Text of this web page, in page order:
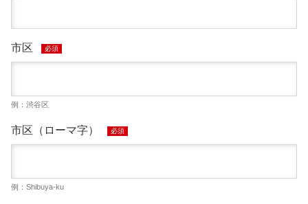
市区 必須
例：渋谷区
市区（ローマ字） 必須
例：Shibuya-ku